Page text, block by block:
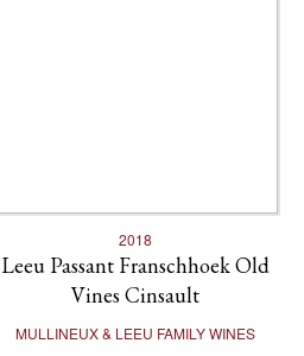
2018
Leeu Passant Franschhoek Old
Vines Cinsault
MULLINEUX & LEEU FAMILY WINES